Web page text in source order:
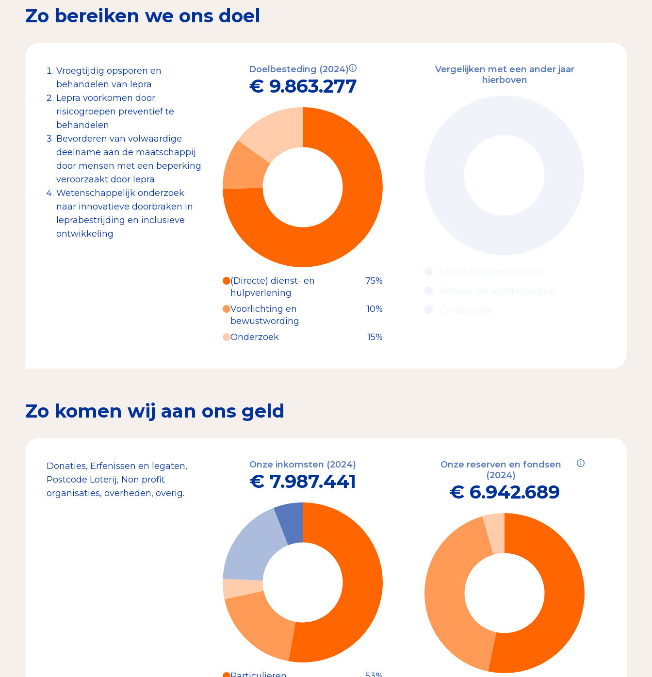
Zo bereiken we ons doel
Vergelijken met een ander jaar
hierboven
Doelbesteding (2024)
€ 9.863.277
(Directe) dienst- en
hulpverlening
75%
Voorlichting en
bewustwording
10%
Onderzoek 15%
Vroegtijdig opsporen en
behandelen van lepra
Lepra voorkomen door
risicogroepen preventief te
behandelen
Bevorderen van volwaardige
deelname aan de maatschappij
door mensen met een beperking
veroorzaakt door lepra
Wetenschappelijk onderzoek
naar innovatieve doorbraken in
leprabestrijding en inclusieve
ontwikkeling
Zo komen wij aan ons geld
Onze reserven en fondsen
(2024)
€ 6.942.689
Onze inkomsten (2024)
€ 7.987.441
Donaties, Erfenissen en legaten,
Postcode Loterij, Non profit
organisaties, overheden, overig.